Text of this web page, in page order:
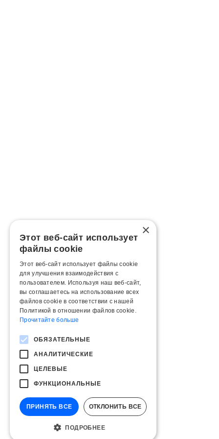
×
Этот веб-сайт использует
файлы cookie
Этот веб-сайт использует файлы cookie
для улучшения взаимодействия с
пользователем. Используя наш веб-сайт,
вы соглашаетесь на использование всех
файлов cookie в соответствии с нашей
Политикой в ​​отношении файлов cookie.
Прочитайте больше
ОБЯЗАТЕЛЬНЫЕ
АНАЛИТИЧЕСКИЕ
ЦЕЛЕВЫЕ
ФУНКЦИОНАЛЬНЫЕ
ПРИНЯТЬ ВСЕ ОТКЛОНИТЬ ВСЕ
ПОДРОБНЕЕ